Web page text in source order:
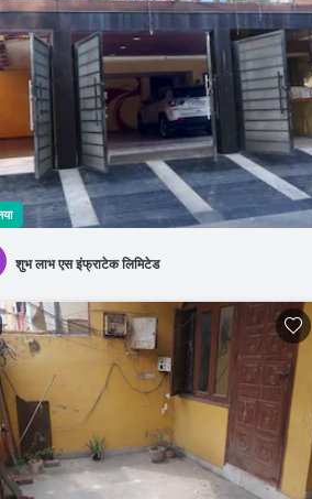
शुभ लाभ एस इंफ्राटेक लिमिटेड